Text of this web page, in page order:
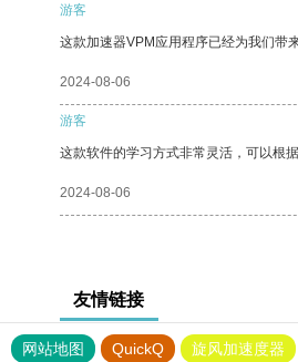
游客
这款加速器VPM应用程序已经为我们带
2024-08-06
游客
这款软件的学习方式非常灵活，可以根
2024-08-06
友情链接
网站地图 QuickQ 旋风加速度器